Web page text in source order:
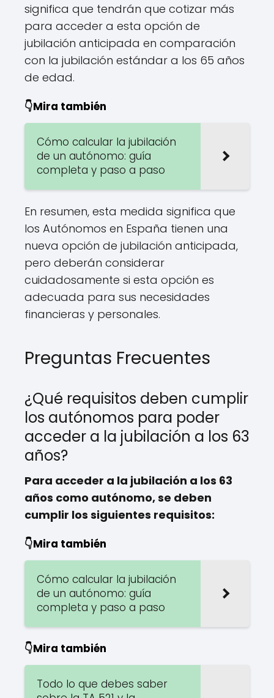
significa que tendrán que cotizar más
para acceder a esta opción de
jubilación anticipada en comparación
con la jubilación estándar a los 65 años
de edad.
👇Mira también
Cómo calcular la jubilación
de un autónomo: guía
completa y paso a paso
En resumen, esta medida significa que
los Autónomos en España tienen una
nueva opción de jubilación anticipada,
pero deberán considerar
cuidadosamente si esta opción es
adecuada para sus necesidades
financieras y personales.
Preguntas Frecuentes
¿Qué requisitos deben cumplir
los autónomos para poder
acceder a la jubilación a los 63
años?
Para acceder a la jubilación a los 63
años como autónomo, se deben
cumplir los siguientes requisitos:
👇Mira también
Cómo calcular la jubilación
de un autónomo: guía
completa y paso a paso
👇Mira también
Todo lo que debes saber